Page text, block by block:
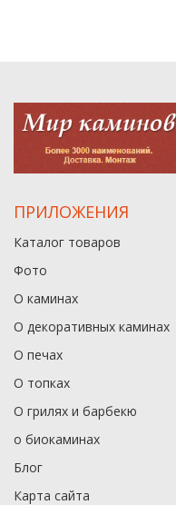
ПРИЛОЖЕНИЯ
Каталог товаров
Фото
О каминах
О декоративных каминах
О печах
О топках
О грилях и барбекю
о биокаминах
Блог
Карта сайта